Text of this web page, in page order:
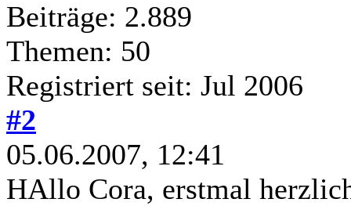
Beiträge: 2.889
Themen: 50
Registriert seit: Jul 2006
#2
05.06.2007, 12:41
HAllo Cora, erstmal